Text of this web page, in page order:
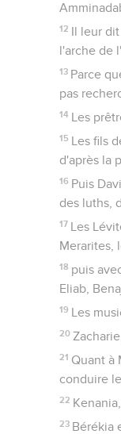
12 Il leur
l'arche de
13 Parce
pas
14 Les
15 Les fils
d'après la
16 Puis
des luths,
17 Les
Merarites,
18 puis
Eliab,
19 Les
20
21 Quant à
conduire
22
23 Bérékia